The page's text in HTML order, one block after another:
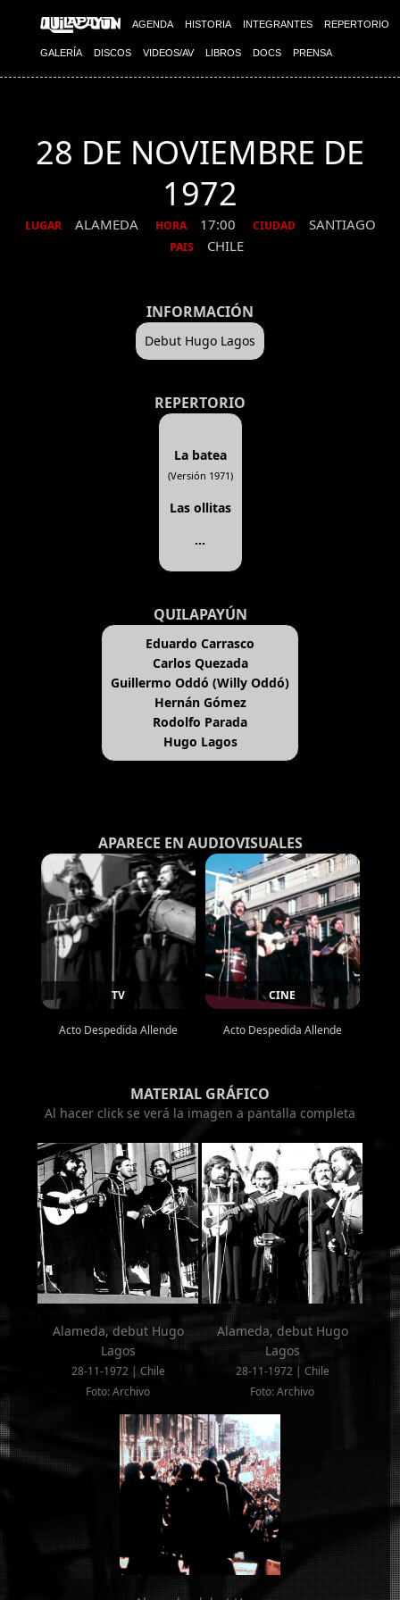
AGENDA HISTORIA INTEGRANTES REPERTORIO
GALERÍA DISCOS VIDEOS/AV LIBROS DOCS PRENSA
28 DE NOVIEMBRE DE
1972
LUGAR ALAMEDA HORA 17:00 CIUDAD SANTIAGO
PAIS CHILE
INFORMACIÓN
Debut Hugo Lagos
REPERTORIO
La batea
(Versión 1971)
Las ollitas
...
QUILAPAYÚN
Eduardo Carrasco
Carlos Quezada
Guillermo Oddó (Willy Oddó)
Hernán Gómez
Rodolfo Parada
Hugo Lagos
APARECE EN AUDIOVISUALES
TV
Acto Despedida Allende
CINE
Acto Despedida Allende
MATERIAL GRÁFICO
Al hacer click se verá la imagen a pantalla completa
Alameda, debut Hugo
Lagos
28-11-1972 | Chile
Foto: Archivo
Alameda, debut Hugo
Lagos
28-11-1972 | Chile
Foto: Archivo